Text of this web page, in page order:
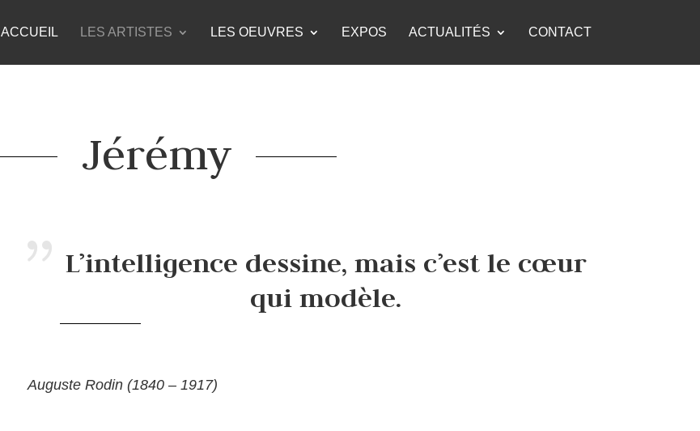
ACCUEIL LES ARTISTES LES OEUVRES EXPOS ACTUALITÉS CONTACT
Jérémy
L’intelligence dessine, mais c’est le cœur
qui modèle.
Auguste Rodin (1840 – 1917)